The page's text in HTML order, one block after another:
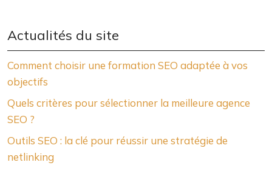
Actualités du site
Comment choisir une formation SEO adaptée à vos
objectifs
Quels critères pour sélectionner la meilleure agence
SEO ?
Outils SEO : la clé pour réussir une stratégie de
netlinking